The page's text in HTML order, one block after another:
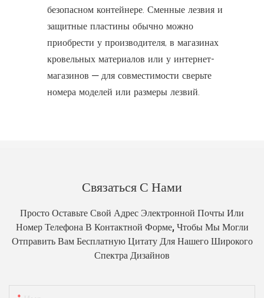
безопасном контейнере. Сменные лезвия и
защитные пластины обычно можно
приобрести у производителя, в магазинах
кровельных материалов или у интернет-
магазинов — для совместимости сверьте
номера моделей или размеры лезвий.
Связаться С Нами
Просто Оставьте Свой Адрес Электронной Почты Или
Номер Телефона В Контактной Форме, Чтобы Мы Могли
Отправить Вам Бесплатную Цитату Для Нашего Широкого
Спектра Дизайнов